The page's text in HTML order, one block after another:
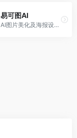
易可图AI
AI图片美化及海报设计平台，专注于电商视觉设计。面向电商卖家，提供图片美化、海报设计、营销素材等服务，设计效率高。